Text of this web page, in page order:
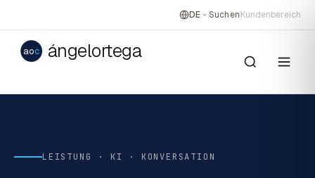
DE SuchenKundenbereich
aoc ángelortega
LEISTUNG · KI · KONVERSATION